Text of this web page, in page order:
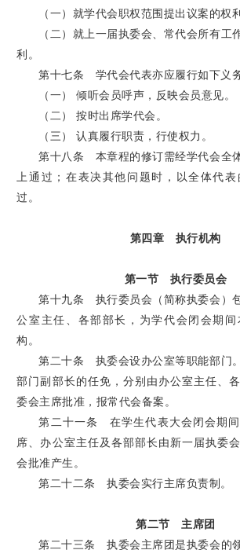
（一）就学代会职权范围提出议案的权
（二）就上一届执委会、常代会所有工
利。
第十七条 学代会代表亦应履行如下义务
（一） 倾听会员呼声，反映会员意见。
（二） 按时出席学代会。
（三） 认真履行职责，行使权力。
第十八条 本章程的修订需经学代会全
上通过；在表决其他问题时，以全体代表
过。
第四章 执行机构
第一节 执行委员会
第十九条 执行委员会（简称执委会）
公室主任、各部部长，为学代会闭会期
构。
第二十条 执委会设办公室等职能部门
部门副部长的任免，分别由办公室主任、
委会主席批准，报常代会备案。
第二十一条 在学生代表大会闭会期
席、办公室主任及各部部长由新一届执委
会批准产生。
第二十二条 执委会实行主席负责制。
第二节 主席团
第二十三条 执委会主席团是执委会的